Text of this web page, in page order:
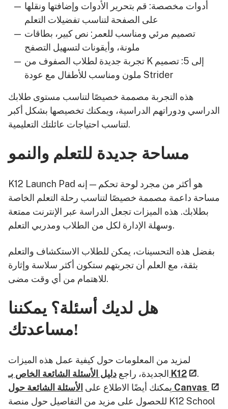
أدوات مخصصة: قم بتحرير الأدوات وإضافتها ونقلها
على الصفحة لتناسب تفضيلات التعلم
تصميم مرئي ومناسب للعمر: نص كبير، بطاقات
تجربة جديدة لطلاب الصفوف من K إلى 5: تصميم
ملون ومناسب للأطفال مع عودة Strider
هذه التجربة مصممة خصيصًا لتناسب مستوى طلابك
الدراسي ودوراتهم الدراسية، ويمكنك تخصيصها بشكل أكبر
لتناسب احتياجات عائلتك التعليمية.
مساحة جديدة للتعلم والنمو
K12 Launch Pad هو أكثر من مجرد لوحة تحكم — إنه
مساحة داعمة مصممة خصيصًا لتناسب رحلة التعلم الخاصة
بطلابك. هذه الميزات تجعل الدراسة عبر الإنترنت ممتعة
وسهلة الإدارة لكل من الطلاب ومدربي التعلم.
بفضل هذه التحسينات، يمكن للطلاب الاستكشاف والتعلم
بثقة، مع العلم أن تجربتهم ستكون أكثر سلاسة وإثارة
للاهتمام من أي وقت مضى.
هل لديك أسئلة؟ يمكننا
مساعدتك!
لمزيد من المعلومات حول كيفية عمل هذه الميزات
الجديدة، راجع دليل الأسئلة الشائعة الخاص بـ K12
.
يمكنك أيضًا الاطلاع على الأسئلة الشائعة حول Canvas
للحصول على مزيد من التفاصيل حول منصة K12 School